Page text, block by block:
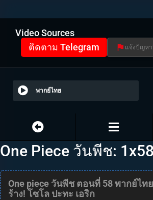
Video Sources
ติดตาม Telegram แจ้งปัญหา
พากย์ไทย
One Piece วันพีช: 1x58
One piece วันพีช ตอนที่ 58 พากย์ไท
ร้าง! โซโล ปะทะ เอริก